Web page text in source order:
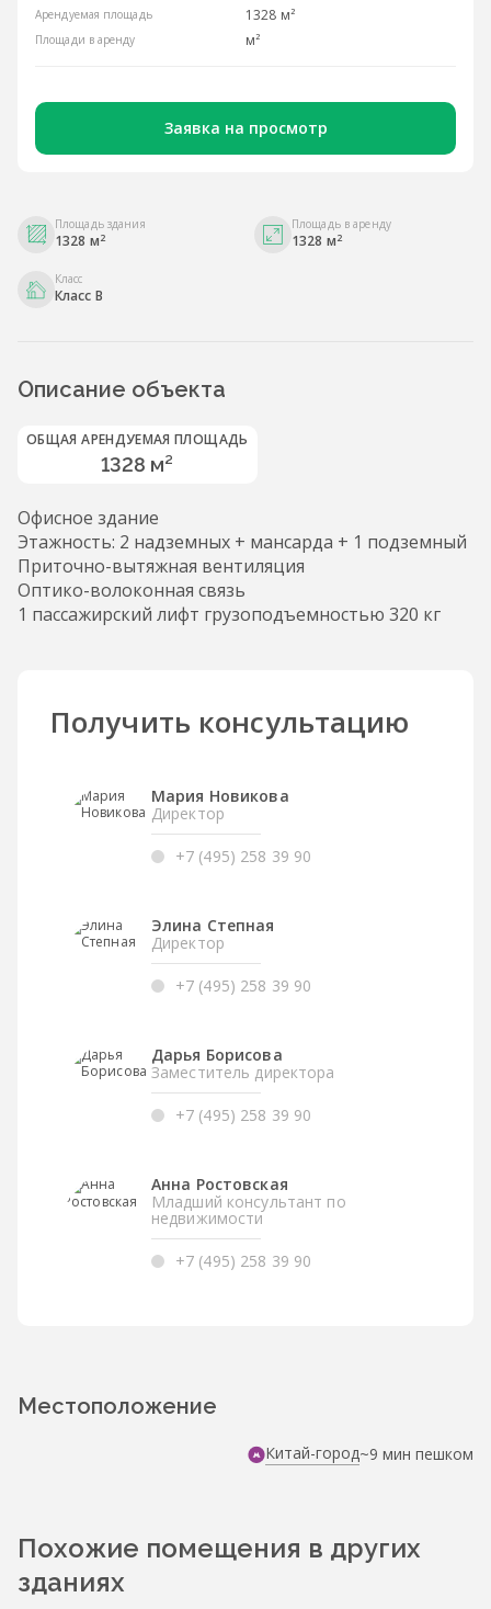
Арендуемая площадь 1328 м²
Площади в аренду м²
Заявка на просмотр
Площадь здания
1328 м2
Площадь в аренду
1328 м2
Класс
Класс B
Описание объекта
ОБЩАЯ АРЕНДУЕМАЯ ПЛОЩАДЬ
1328 м²
Офисное здание
Этажность: 2 надземных + мансарда + 1 подземный
Приточно-вытяжная вентиляция
Оптико-волоконная связь
1 пассажирский лифт грузоподъемностью 320 кг
Получить консультацию
Мария Новикова
Директор
+7 (495) 258 39 90
Элина Степная
Директор
+7 (495) 258 39 90
Дарья Борисова
Заместитель директора
+7 (495) 258 39 90
Анна Ростовская
Младший консультант по
недвижимости
+7 (495) 258 39 90
Местоположение
Китай-город~9 мин пешком
Похожие помещения в других
зданиях